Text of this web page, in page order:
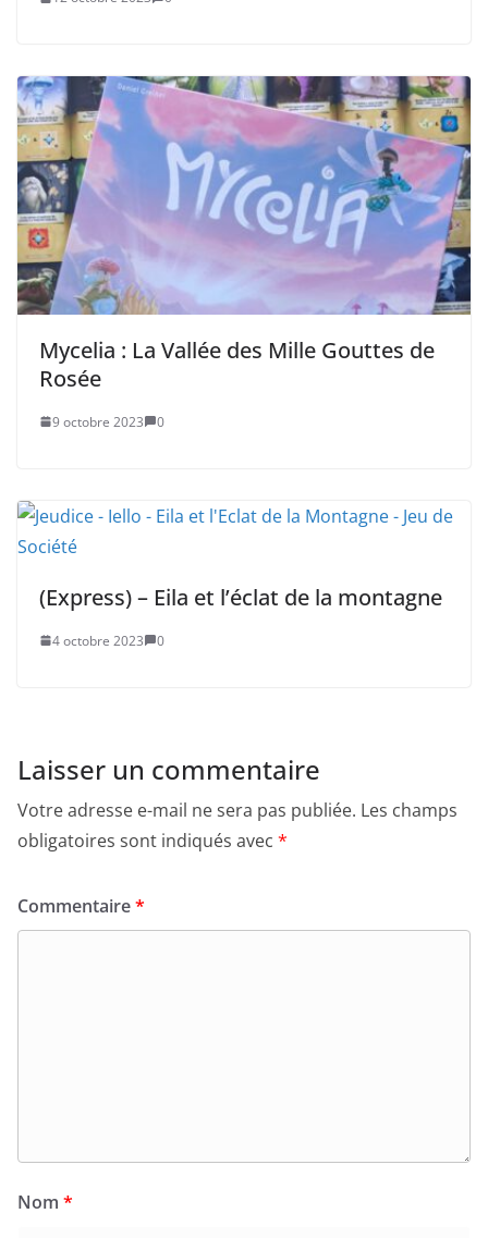
Mycelia : La Vallée des Mille Gouttes de
Rosée
9 octobre 2023 0
(Express) – Eila et l’éclat de la montagne
4 octobre 2023 0
Laisser un commentaire
Votre adresse e-mail ne sera pas publiée. Les champs
obligatoires sont indiqués avec *
Commentaire*
Nom *